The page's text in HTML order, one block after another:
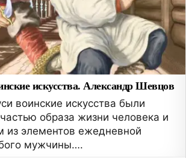
искусства. Александр Шевцов
воинские искусства были
образа жизни человека и
из элементов ежедневной
мужчины….